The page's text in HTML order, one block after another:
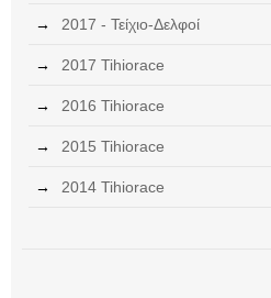
2017 - Τείχιο-Δελφοί
2017 Tihiorace
2016 Tihiorace
2015 Tihiorace
2014 Tihiorace